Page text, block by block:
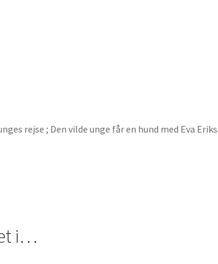
rejse ; Den vilde unge får en hund med Eva
i…